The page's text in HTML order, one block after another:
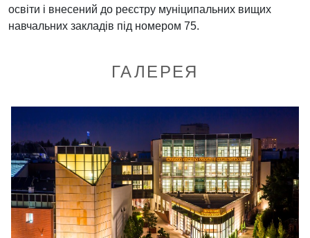
освіти і внесений до реєстру муніципальних вищих
навчальних закладів під номером 75.
ГАЛЕРЕЯ